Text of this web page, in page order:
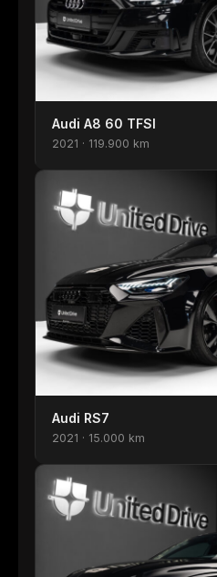
Audi A8 60 TFSI
2021 · 119.900 km
Audi RS7
2021 · 15.000 km